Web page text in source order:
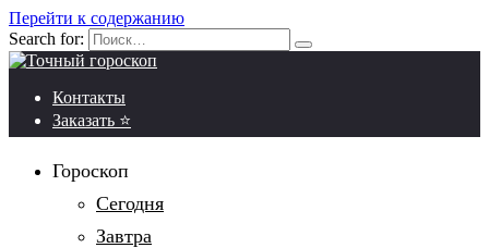
Перейти к содержанию
Search for:
Контакты
Заказать ⭐
Гороскоп
Сегодня
Завтра